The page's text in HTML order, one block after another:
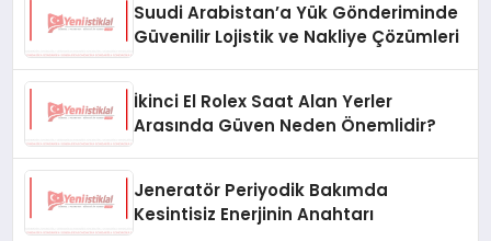
Suudi Arabistan’a Yük Gönderiminde
Güvenilir Lojistik ve Nakliye Çözümleri
İkinci El Rolex Saat Alan Yerler
Arasında Güven Neden Önemlidir?
Jeneratör Periyodik Bakımda
Kesintisiz Enerjinin Anahtarı